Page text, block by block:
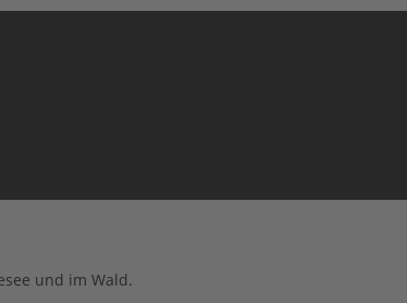
und im Wald.